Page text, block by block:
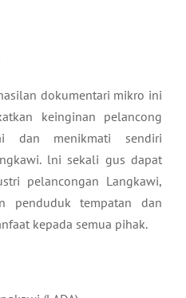
dokumentari mikro ini
keinginan pelancong
dan menikmati sendiri
lni sekali gus dapat
pelancongan Langkawi,
penduduk tempatan dan
kepada semua pihak.